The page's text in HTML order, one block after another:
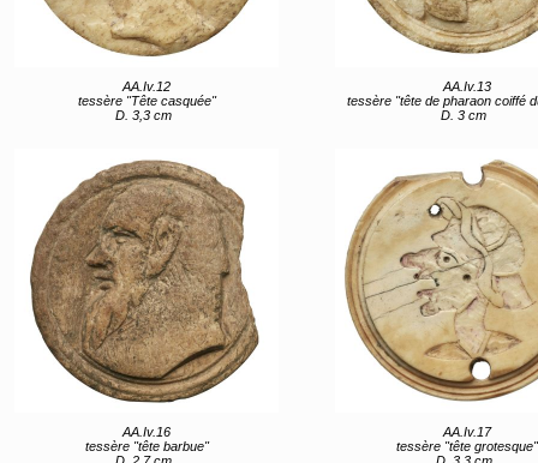
AA.Iv.12
tessère "Tête casquée"
D. 3,3 cm
AA.Iv.13
tessère "tête de pharaon coiffé du
D. 3 cm
AA.Iv.16
tessère "tête barbue"
AA.Iv.17
tessère "tête grotesque"